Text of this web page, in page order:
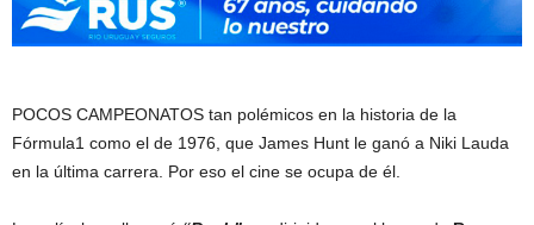
POCOS CAMPEONATOS tan polémicos en la historia de la
Fórmula1 como el de 1976, que James Hunt le ganó a Niki Lauda
en la última carrera. Por eso el cine se ocupa de él.